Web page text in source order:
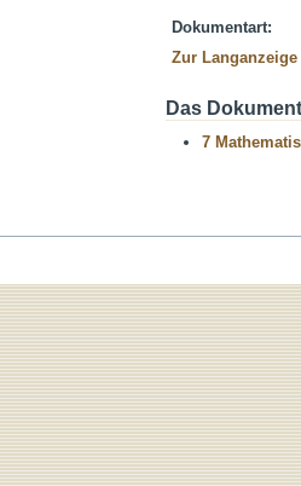
Dokumentart:
Zur Langanzeige
Das
7